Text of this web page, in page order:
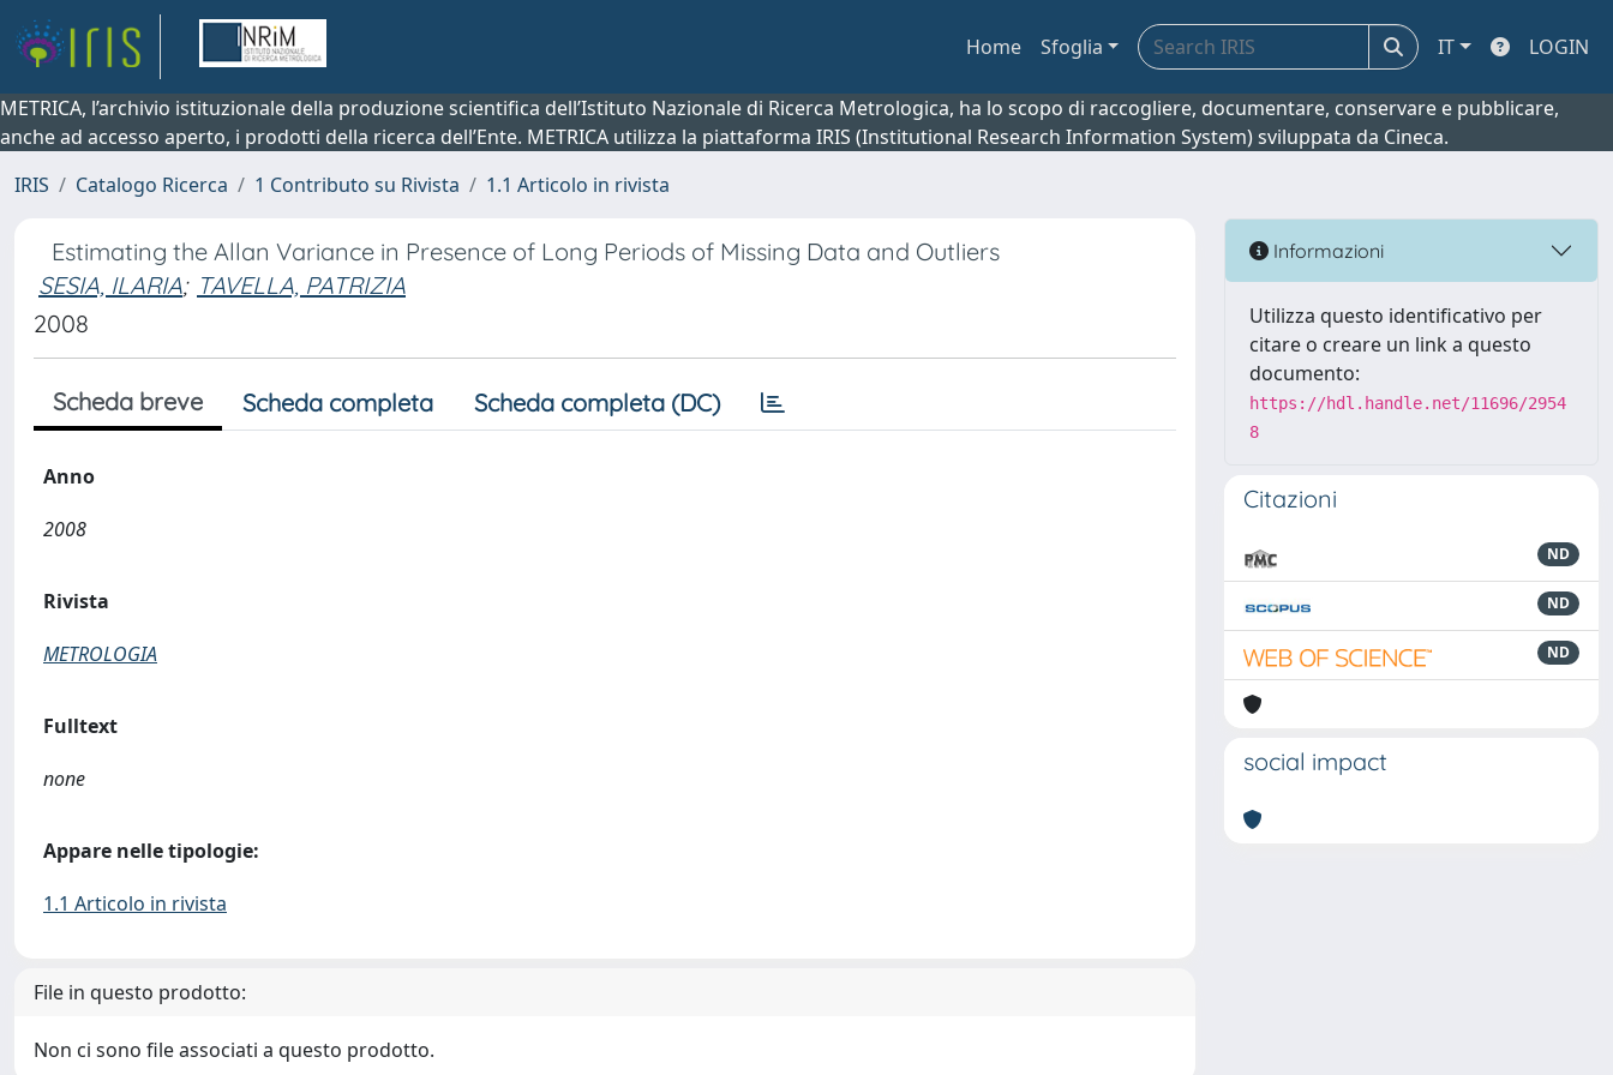
Home Sfoglia IT LOGIN
METRICA, l’archivio istituzionale della produzione scientifica dell’Istituto Nazionale di Ricerca Metrologica, ha lo scopo di raccogliere, documentare, conservare e pubblicare,
anche ad accesso aperto, i prodotti della ricerca dell’Ente. METRICA utilizza la piattaforma IRIS (Institutional Research Information System) sviluppata da Cineca.
IRIS
Catalogo Ricerca 1 Contributo su Rivista 1.1 Articolo in rivista
Estimating the Allan Variance in Presence of Long Periods of Missing Data and Outliers
SESIA, ILARIA; TAVELLA, PATRIZIA
2008
Scheda breve Scheda completa Scheda completa (DC)
Anno
2008
Rivista
METROLOGIA
Fulltext
none
Appare nelle tipologie:
1.1 Articolo in rivista
File in questo prodotto:
Non ci sono file associati a questo prodotto.
Informazioni
Utilizza questo identificativo per
citare o creare un link a questo
documento:
https://hdl.handle.net/11696/2954
8
Citazioni
ND
ND
ND
social impact